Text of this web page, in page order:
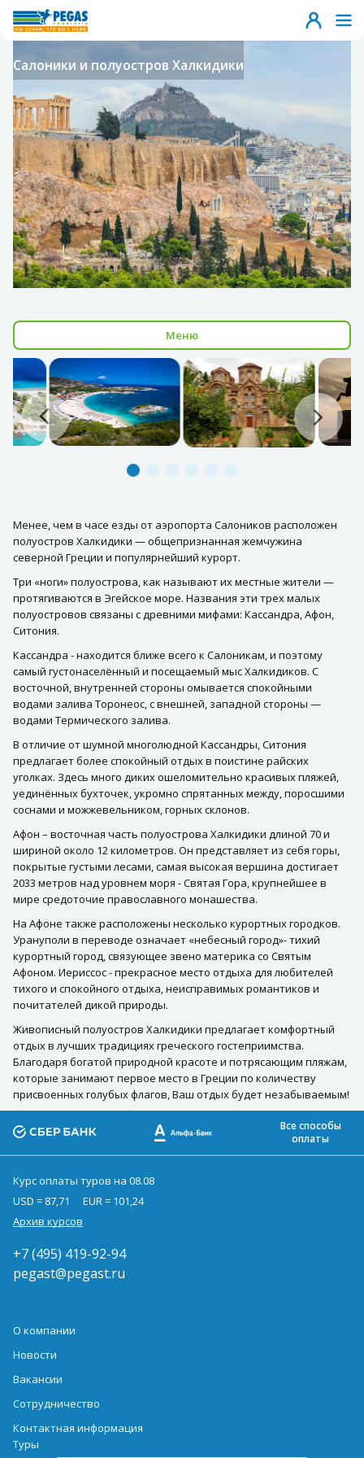
Салоники и полуостров Халкидики
Меню
Менее, чем в часе езды от аэропорта Салоников расположен
полуостров Халкидики — общепризнанная жемчужина
северной Греции и популярнейший курорт.
Три «ноги» полуострова, как называют их местные жители —
протягиваются в Эгейское море. Названия эти трех малых
полуостровов связаны с древними мифами: Кассандра, Афон,
Ситония.
Кассандра - находится ближе всего к Салоникам, и поэтому
самый густонаселённый и посещаемый мыс Халкидиков. С
восточной, внутренней стороны омывается спокойными
водами залива Торонеос, с внешней, западной стороны —
водами Термического залива.
В отличие от шумной многолюдной Кассандры, Ситония
предлагает более спокойный отдых в поистине райских
уголках. Здесь много диких ошеломительно красивых пляжей,
уединённых бухточек, укромно спрятанных между, поросшими
соснами и можжевельником, горных склонов.
Афон – восточная часть полуострова Халкидики длиной 70 и
шириной около 12 километров. Он представляет из себя горы,
покрытые густыми лесами, самая высокая вершина достигает
2033 метров над уровнем моря - Святая Гора, крупнейшее в
мире средоточие православного монашества.
На Афоне также расположены несколько курортных городков.
Урануполи в переводе означает «небесный город»- тихий
курортный город, связующее звено материка со Святым
Афоном. Иериссос - прекрасное место отдыха для любителей
тихого и спокойного отдыха, неисправимых романтиков и
почитателей дикой природы.
Живописный полуостров Халкидики предлагает комфортный
отдых в лучших традициях греческого гостеприимства.
Благодаря богатой природной красоте и потрясающим пляжам,
которые занимают первое место в Греции по количеству
присвоенных голубых флагов, Ваш отдых будет незабываемым!
Все способы
оплаты
Курс оплаты туров на 08.08
USD = 87,71
EUR = 101,24
Архив курсов
+7 (495) 419-92-94
pegast@pegast.ru
О компании
Новости
Вакансии
Сотрудничество
Контактная информация
Туры